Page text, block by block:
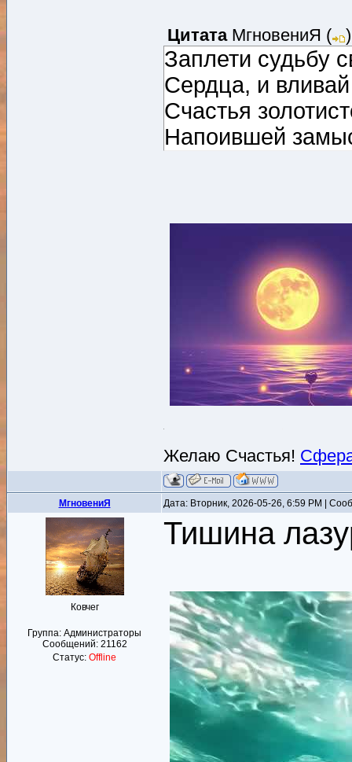
Цитата MгновениЯ ( )
Заплети судьбу
Сердца, и
Счастья
Напоившей
Желаю Счастья!
MгновениЯ Дата: Вторник, 2026-05-26, 6:59 PM |
Ковчег
Группа: Администраторы
Сообщений: 21162
Статус: Offline
Тишина